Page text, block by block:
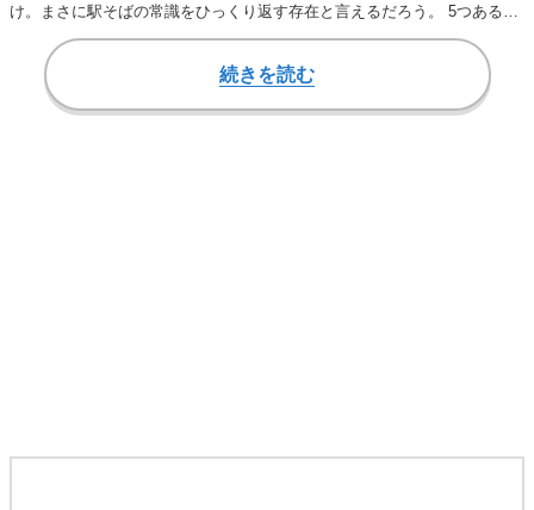
け。まさに駅そばの常識をひっくり返す存在と言えるだろう。 5つあるメ
ニューのう…
続きを読む